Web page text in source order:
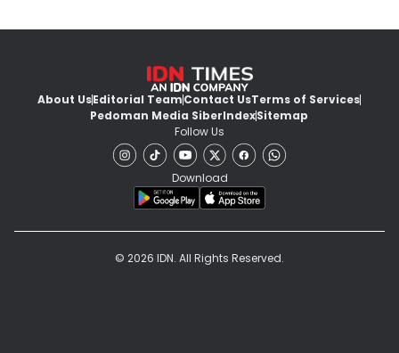
About UsEditorial TeamContact UsTerms of Services
Pedoman Media SiberIndexSitemap
Follow Us
Download
© 2026 IDN. All Rights Reserved.